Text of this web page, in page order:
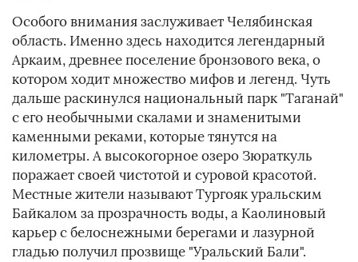
Особого внимания заслуживает Челябинская
область. Именно здесь находится легендарный
Аркаим, древнее поселение бронзового века, о
котором ходит множество мифов и легенд. Чуть
дальше раскинулся национальный парк "Таганай"
с его необычными скалами и знаменитыми
каменными реками, которые тянутся на
километры. А высокогорное озеро Зюраткуль
поражает своей чистотой и суровой красотой.
Местные жители называют Тургояк уральским
Байкалом за прозрачность воды, а Каолиновый
карьер с белоснежными берегами и лазурной
гладью получил прозвище "Уральский Бали".